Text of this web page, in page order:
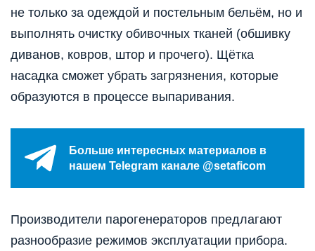
не только за одеждой и постельным бельём, но и
выполнять очистку обивочных тканей (обшивку
диванов, ковров, штор и прочего). Щётка
насадка сможет убрать загрязнения, которые
образуются в процессе выпаривания.
Больше интересных материалов в
нашем Telegram канале @setaficom
Производители парогенераторов предлагают
разнообразие режимов эксплуатации прибора.